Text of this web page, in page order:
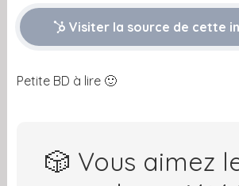
Visiter la source de cette
Petite BD à lire 🙂
🎲 Vous aimez